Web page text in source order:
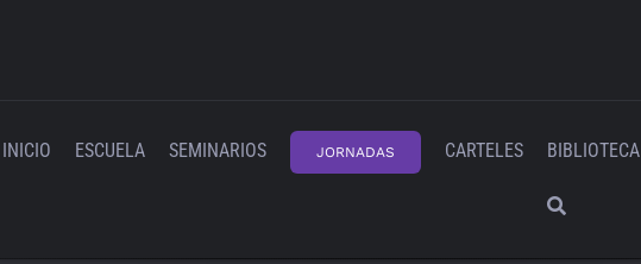
INICIO ESCUELA SEMINARIOS JORNADAS CARTELES BIBLIOTECA